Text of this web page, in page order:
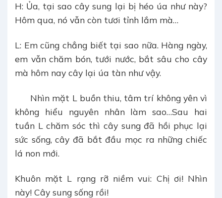
H: Ủa, tại sao cây sung lại bị héo úa như này?
Hôm qua, nó vẫn còn tươi tỉnh lắm mà…
L: Em cũng chẳng biết tại sao nữa. Hàng ngày,
em vẫn chăm bón, tưới nước, bắt sâu cho cây
mà hôm nay cây lại úa tàn như vậy.
Nhìn mặt L buồn thiu, tâm trí không yên vì
không hiểu nguyên nhân làm sao…Sau hai
tuần L chăm sóc thì cây sung đã hồi phục lại
sức sống, cây đã bắt đầu mọc ra những chiếc
lá non mới.
Khuôn mặt L rạng rỡ niềm vui: Chị ơi! Nhìn
này! Cây sung sống rồi!